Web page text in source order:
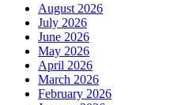
August 2026
July 2026
June 2026
May 2026
April 2026
March 2026
February 2026